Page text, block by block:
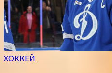
ХОККЕЙ